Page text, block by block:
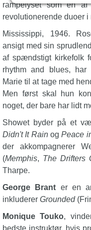
rampelyset som en
revolutionerende duoer i
Mississippi, 1946.
ansigt med sin
af spændstigt kirkefolk
rhythm and blues, har
Marie til at tage med
Men først skal hun
noget, der bare har lidt
Showet byder på et
Didn't It RainogPeace
der akkompagnerer
(Memphis, The Drifters
Tharpe.
George Brant er en
inkluderer Grounded
Monique Touko,
bedste instruktør, hvis